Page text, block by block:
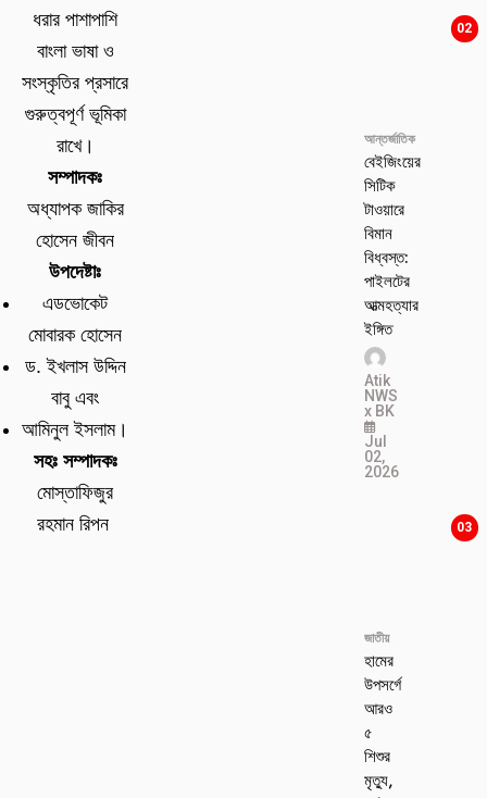
ধরার পাশাপাশি
বাংলা ভাষা ও
সংস্কৃতির প্রসারে
গুরুত্বপূর্ণ ভূমিকা
রাখে।
সম্পাদকঃ
অধ্যাপক জাকির
হোসেন জীবন
উপদেষ্টাঃ
এডভোকেট
মোবারক হোসেন
ড. ইখলাস উদ্দিন
বাবু এবং
আমিনুল ইসলাম।
সহঃ সম্পাদকঃ
মোস্তাফিজুর
রহমান রিপন
02
আন্তর্জাতিক
বেইজিংয়ের
সিটিক
টাওয়ারে
বিমান
বিধ্বস্ত:
পাইলটের
আত্মহত্যার
ইঙ্গিত
Atik
NWS
x BK
Jul
02,
2026
03
জাতীয়
হামের
উপসর্গে
আরও
৫
শিশুর
মৃত্যু,